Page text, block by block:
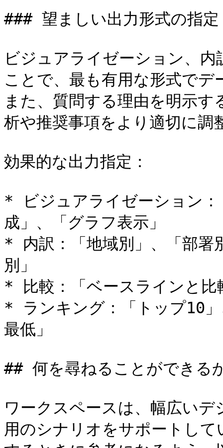
### 望ましい出力形式の指定
ビジュアライゼーション、
ことで、最も有用な形式で
また、質問する理由を明
析や推奨事項をより適切に調
効果的な出力指定：
* ビジュアライゼーション：
成」、「グラフ表示」
* 内訳：「地域別」、「部署
別」
* 比較：「ベースラインと比
* ランキング：「トップ10
最低」
## 何を尋ねることができる
ワークスペースは、幅広い
用のシナリオをサポートし